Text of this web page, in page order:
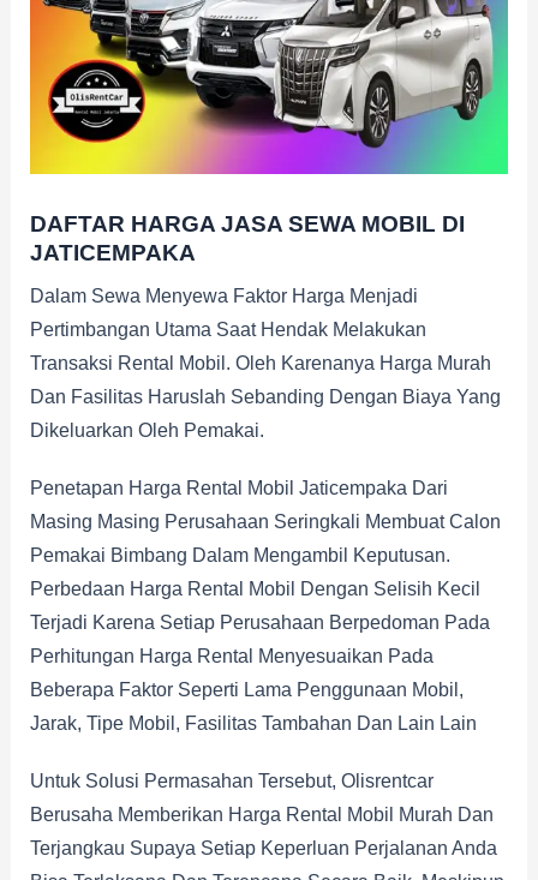
DAFTAR HARGA JASA SEWA MOBIL DI
JATICEMPAKA
Dalam Sewa Menyewa Faktor Harga Menjadi
Pertimbangan Utama Saat Hendak Melakukan
Transaksi Rental Mobil. Oleh Karenanya Harga Murah
Dan Fasilitas Haruslah Sebanding Dengan Biaya Yang
Dikeluarkan Oleh Pemakai.
Penetapan Harga Rental Mobil Jaticempaka Dari
Masing Masing Perusahaan Seringkali Membuat Calon
Pemakai Bimbang Dalam Mengambil Keputusan.
Perbedaan Harga Rental Mobil Dengan Selisih Kecil
Terjadi Karena Setiap Perusahaan Berpedoman Pada
Perhitungan Harga Rental Menyesuaikan Pada
Beberapa Faktor Seperti Lama Penggunaan Mobil,
Jarak, Tipe Mobil, Fasilitas Tambahan Dan Lain Lain
Untuk Solusi Permasahan Tersebut, Olisrentcar
Berusaha Memberikan Harga Rental Mobil Murah Dan
Terjangkau Supaya Setiap Keperluan Perjalanan Anda